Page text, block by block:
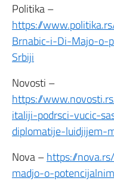
Politika –
https://
Brnabic-i-Di-Majo-o-
Srbiji
Novosti –
https://
italiji-podrsci-vucic-
diplomatije-luidjijem-
Nova –https://
madjo-o-